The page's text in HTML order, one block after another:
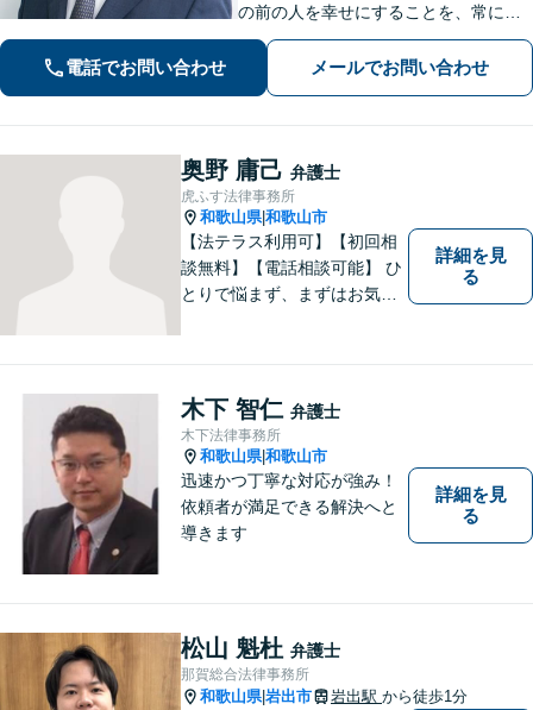
の前の人を幸せにすることを、常にこ
ころがけています。法律と実務を熟知
した弁護士が、一刻も早い解決を目指
します。お困りの方は、お気軽にご相
電話でお問い合わせ メールでお問い合わせ
奥野 庸己 弁護士
虎ふす法律事務所
和歌山県|和歌山市
【法テラス利用可】【初回相
談無料】【電話相談可能】 ひ
とりで悩まず、まずはお気軽
た解決につながります。
詳細を見
る
木下 智仁 弁護士
木下法律事務所
和歌山県|和歌山市
迅速かつ丁寧な対応が強み！
依頼者が満足できる解決へと
導きます
詳細を見
る
松山 魁杜 弁護士
那賀総合法律事務所
和歌山県|岩出市 岩出駅 から徒歩1分